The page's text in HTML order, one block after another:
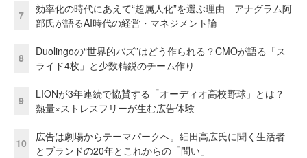
7
効率化の時代にあえて“超属人化”を選ぶ理由 アナグラム阿
部氏が語るAI時代の経営・マネジメント論
8
Duolingoの“世界的バズ”はどう作られる？CMOが語る「ス
ライド4枚」と少数精鋭のチーム作り
9
LIONが3年連続で協賛する「オーディオ高校野球」とは？
熱量×ストレスフリーが生む広告体験
10
広告は劇場からテーマパークへ。細田高広氏に聞く生活者
とブランドの20年とこれからの「問い」